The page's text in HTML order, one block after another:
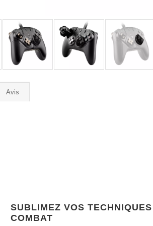
SUBLIMEZ VOS
COMBAT
Avis